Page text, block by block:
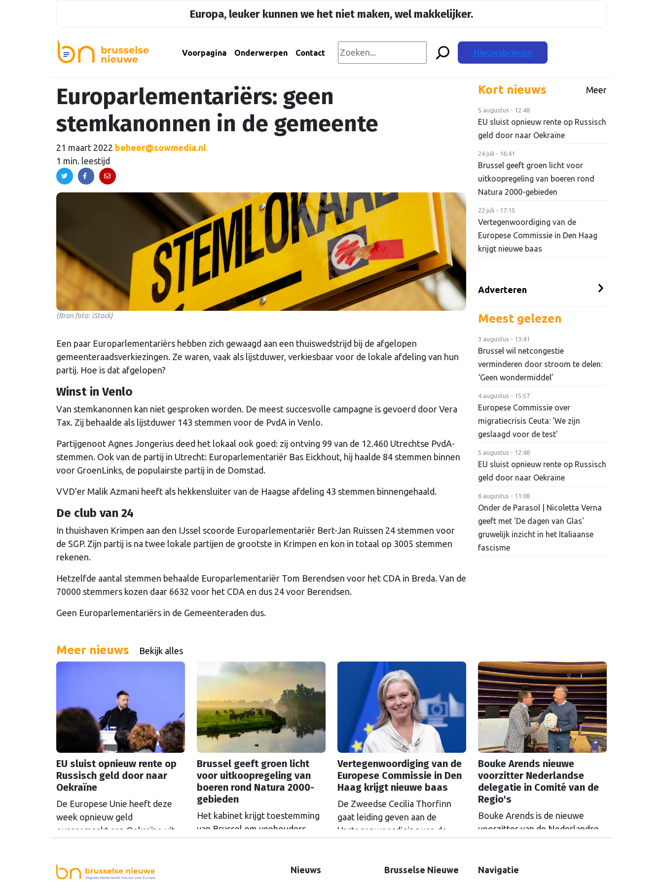
Europa, leuker kunnen we het niet maken, wel makkelijker.
Voorpagina Onderwerpen Contact Nieuwsbrieven
Europarlementariërs: geen
stemkanonnen in de gemeente
21 maart 2022 beheer@sowmedia.nl
1 min. leestijd
(Bron foto: iStock)
Een paar Europarlementariërs hebben zich gewaagd aan een thuiswedstrijd bij de afgelopen
gemeenteraadsverkiezingen. Ze waren, vaak als lijstduwer, verkiesbaar voor de lokale afdeling van hun
partij. Hoe is dat afgelopen?
Winst in Venlo
Van stemkanonnen kan niet gesproken worden. De meest succesvolle campagne is gevoerd door Vera
Tax. Zij behaalde als lijstduwer 143 stemmen voor de PvdA in Venlo.
Partijgenoot Agnes Jongerius deed het lokaal ook goed: zij ontving 99 van de 12.460 Utrechtse PvdA-
stemmen. Ook van de partij in Utrecht: Europarlementariër Bas Eickhout, hij haalde 84 stemmen binnen
voor GroenLinks, de populairste partij in de Domstad.
VVD’er Malik Azmani heeft als hekkensluiter van de Haagse afdeling 43 stemmen binnengehaald.
De club van 24
In thuishaven Krimpen aan den IJssel scoorde Europarlementariër Bert-Jan Ruissen 24 stemmen voor
de SGP. Zijn partij is na twee lokale partijen de grootste in Krimpen en kon in totaal op 3005 stemmen
rekenen.
Hetzelfde aantal stemmen behaalde Europarlementariër Tom Berendsen voor het CDA in Breda. Van de
70000 stemmers kozen daar 6632 voor het CDA en dus 24 voor Berendsen.
Geen Europarlementariërs in de Gemeenteraden dus.
Kort nieuws Meer
5 augustus - 12:48
EU sluist opnieuw rente op Russisch
geld door naar Oekraïne
24 juli - 16:41
Brussel geeft groen licht voor
uitkoopregeling van boeren rond
Natura 2000-gebieden
22 juli - 17:15
Vertegenwoordiging van de
Europese Commissie in Den Haag
krijgt nieuwe baas
Adverteren
Meest gelezen
3 augustus - 13:41
Brussel wil netcongestie
verminderen door stroom te delen:
‘Geen wondermiddel’
4 augustus - 15:57
Europese Commissie over
migratiecrisis Ceuta: 'We zijn
geslaagd voor de test'
5 augustus - 12:48
EU sluist opnieuw rente op Russisch
geld door naar Oekraïne
6 augustus - 11:08
Onder de Parasol | Nicoletta Verna
geeft met 'De dagen van Glas'
gruwelijk inzicht in het Italiaanse
fascisme
Meer nieuws Bekijk alles
EU sluist opnieuw rente op
Russisch geld door naar
Oekraïne
De Europese Unie heeft deze
week opnieuw geld
overgemaakt aan Oekraïne uit
om 1,4 miljard euro. Dat is de
Brussel geeft groen licht
voor uitkoopregeling van
boeren rond Natura 2000-
gebieden
Het kabinet krijgt toestemming
van Brussel om veehouders
Commissie gaat akkoord met
Vertegenwoordiging van de
Europese Commissie in Den
Haag krijgt nieuwe baas
De Zweedse Cecilia Thorfinn
gaat leiding geven aan de
Vertegenwoordiging van de
Bouke Arends nieuwe
voorzitter Nederlandse
delegatie in Comité van de
Regio's
Bouke Arends is de nieuwe
voorzitter van de Nederlandse
huidige burgemeester van
Nieuws Brusselse Nieuwe Navigatie